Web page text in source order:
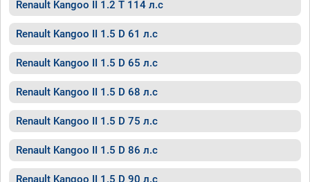
Renault Kangoo II 1.2 T 114 л.с
Renault Kangoo II 1.5 D 61 л.с
Renault Kangoo II 1.5 D 65 л.с
Renault Kangoo II 1.5 D 68 л.с
Renault Kangoo II 1.5 D 75 л.с
Renault Kangoo II 1.5 D 86 л.с
Renault Kangoo II 1.5 D 90 л.с